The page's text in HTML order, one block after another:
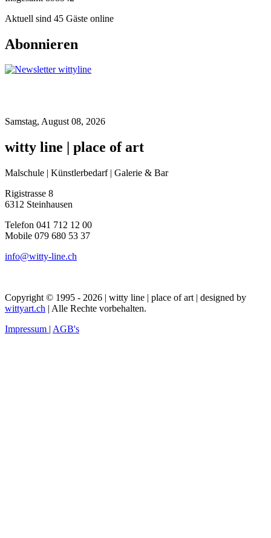
Aktuell sind 45 Gäste online
Abonnieren
Samstag, August 08, 2026
witty line | place of art
Malschule | Künstlerbedarf | Galerie & Bar
Rigistrasse 8
6312 Steinhausen
Telefon 041 712 12 00
Mobile 079 680 53 37
info@witty-line.ch
Copyright © 1995 - 2026 | witty line | place of art | designed by
wittyart.ch | Alle Rechte vorbehalten.
Impressum | AGB's